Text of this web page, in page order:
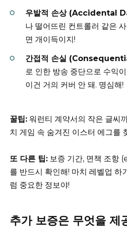
우발적 손상 (Accidental
나 떨어뜨린 컨트롤러 같은
면 개이득이지!
간접적 손실
로 인한 방송 중단으로 수익
이건 거의 커버 안 돼. 명심해!
꿀팁: 워런티 계약서의 작은 글씨
치 게임 속 숨겨진 이스터 에그를
또 다른 팁: 보증 기간, 면책 조항
를 반드시 확인해! 마치 레벨업 하
럼 중요한 정보야!
추가 보증은 무엇을 제